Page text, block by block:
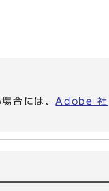
合には、Adobe 社